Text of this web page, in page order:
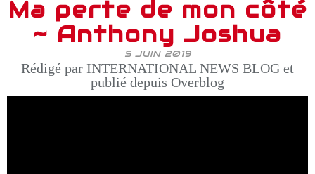
Ma perte de mon côté
~ Anthony Joshua
5 JUIN 2019
Rédigé par INTERNATIONAL NEWS BLOG et
publié depuis Overblog